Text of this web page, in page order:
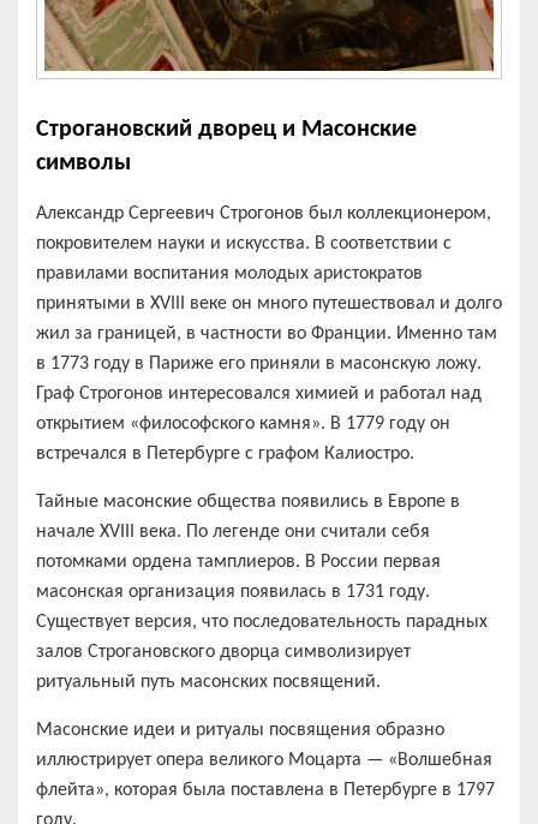
Строгановский дворец и Масонские
символы
Александр Сергеевич Строгонов был коллекционером,
покровителем науки и искусства. В соответствии с
правилами воспитания молодых аристократов
принятыми в XVIII веке он много путешествовал и долго
жил за границей, в частности во Франции. Именно там
в 1773 году в Париже его приняли в масонскую ложу.
Граф Строгонов интересовался химией и работал над
открытием «философского камня». В 1779 году он
встречался в Петербурге с графом Калиостро.
Тайные масонские общества появились в Европе в
начале XVIII века. По легенде они считали себя
потомками ордена тамплиеров. В России первая
масонская организация появилась в 1731 году.
Существует версия, что последовательность парадных
залов Строгановского дворца символизирует
ритуальный путь масонских посвящений.
Масонские идеи и ритуалы посвящения образно
иллюстрирует опера великого Моцарта — «Волшебная
флейта», которая была поставлена в Петербурге в 1797